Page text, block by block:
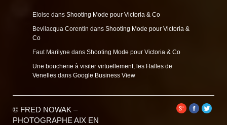
Eloise dans Shooting Mode pour Victoria & Co
Bevilacqua Corentin dans Shooting Mode pour Victoria &
Co
Faut Marilyne dans Shooting Mode pour Victoria & Co
Une boucherie à visiter virtuellement, les Halles de
Venelles dans Google Business View
© FRED NOWAK –
PHOTOGRAPHE AIX EN